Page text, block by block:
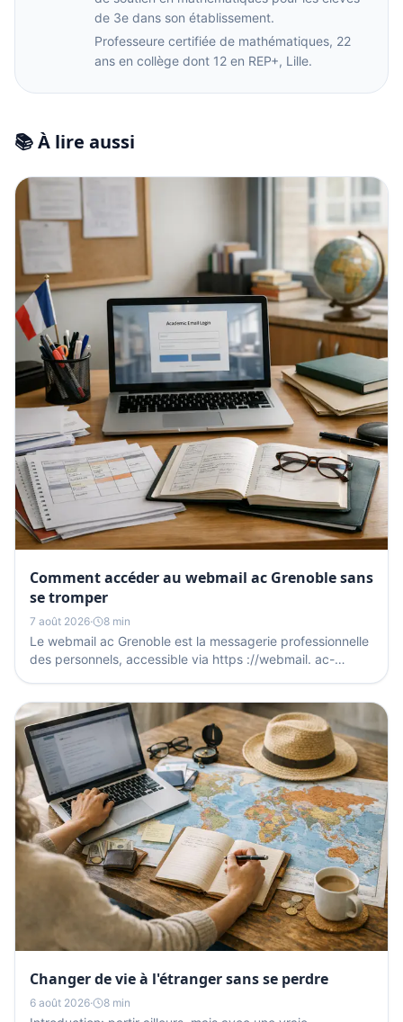
de 3e dans son établissement.
Professeure certifiée de mathématiques, 22
ans en collège dont 12 en REP+, Lille.
📚 À lire aussi
Comment accéder au webmail ac Grenoble sans
se tromper
7 août 2026· 8 min
Le webmail ac Grenoble est la messagerie professionnelle
des personnels, accessible via https ://webmail. ac-
Changer de vie à l'étranger sans se perdre
6 août 2026· 8 min